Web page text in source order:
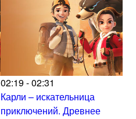
02:19 - 02:31
Карли – искательница
приключений. Древнее